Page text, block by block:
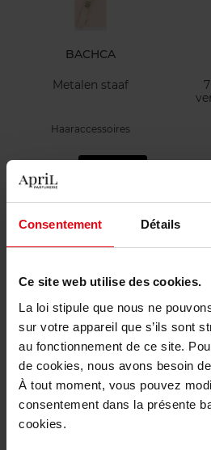
Consentement Détails
Ce site web utilise des cookies.
La loi stipule que nous ne
sur votre appareil que s’ils sont
au fonctionnement de ce site.
de cookies, nous avons besoin
À tout moment, vous pouvez
consentement dans la présente
cookies.
BACHCA
Metalen staaf
Haaraccessoires
€ 6,90
Web Exclusief
BACHCA
Dikke zwarte elastische
banden x 9
Haaraccessoires
2